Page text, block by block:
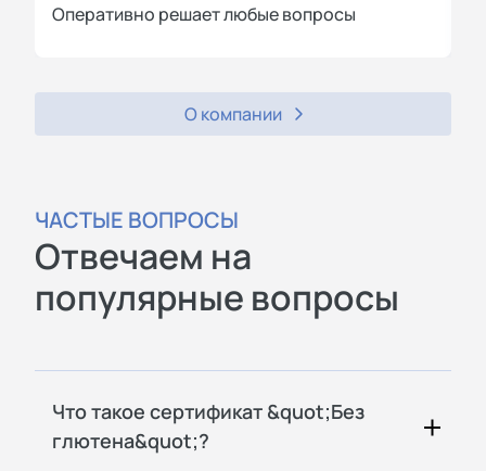
Оперативно решает любые вопросы
О компании
ЧАСТЫЕ ВОПРОСЫ
Отвечаем на
популярные вопросы
Что такое сертификат &quot;Без
глютена&quot;?